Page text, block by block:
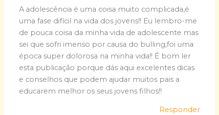
A adolescência é uma coisa muito complicada,é
uma fase difícil na vida dos jovens!! Eu lembro-me
de pouca coisa da minha vida de adolescente mas
sei que sofri imenso por causa do bulling,foi uma
época super dolorosa na minha vida!! É bom ler
esta publicação porque dás aqui excelentes dicas
e conselhos que podem ajudar muitos pais a
educarem melhor os seus jovens filhos!!
Responder